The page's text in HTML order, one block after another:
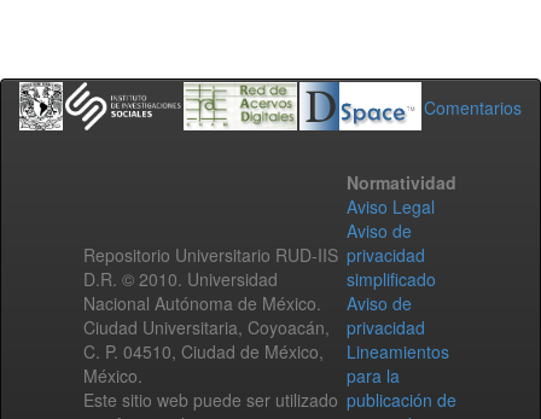
Comentarios
Repositorio Universitario RUD-IIS
D.R. © 2010. Universidad
Nacional Autónoma de México.
Ciudad Universitaria, Coyoacán,
C. P. 04510, Ciudad de México,
México.
Este sitio web puede ser utilizado
Normatividad
Aviso Legal
Aviso de
privacidad
simplificado
Aviso de
privacidad
Lineamientos
para la
publicación de